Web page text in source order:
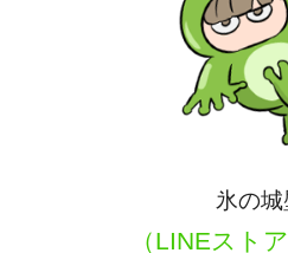
氷の城
（LINEスト